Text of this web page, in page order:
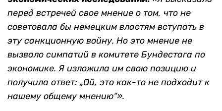
перед встречей свое мнение о том, что не
советовала бы немецким властям вступать в
эту санкционную войну. Но это мнение не
вызвало симпатий в комитете Бундестага по
экономике. Я изложила им свою позицию и
получила ответ: „Ой, это как-то не подходит к
нашему общему мнению“».